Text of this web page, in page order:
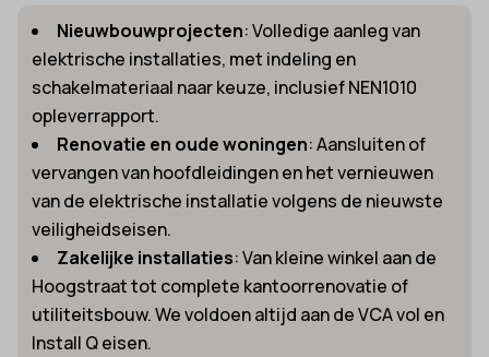
Nieuwbouwprojecten: Volledige aanleg van
elektrische installaties, met indeling en
schakelmateriaal naar keuze, inclusief NEN1010
opleverrapport.
Renovatie en oude woningen: Aansluiten of
vervangen van hoofdleidingen en het vernieuwen
van de elektrische installatie volgens de nieuwste
veiligheidseisen.
Zakelijke installaties: Van kleine winkel aan de
Hoogstraat tot complete kantoorrenovatie of
utiliteitsbouw. We voldoen altijd aan de VCA vol en
Install Q eisen.